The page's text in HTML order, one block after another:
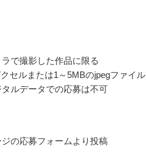
で撮影した作品に限る
セルまたは1～5MBのjpegファイル
ルデータでの応募は不可
の応募フォームより投稿